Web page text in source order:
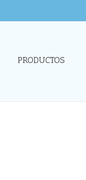
PRODUCTOS